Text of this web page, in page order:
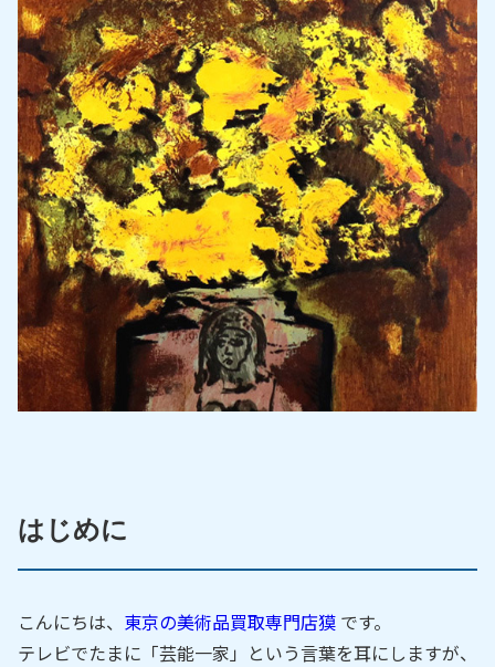
はじめに
こんにちは、 東京の美術品買取専門店獏 です。
テレビでたまに「芸能一家」という言葉を耳にしますが、